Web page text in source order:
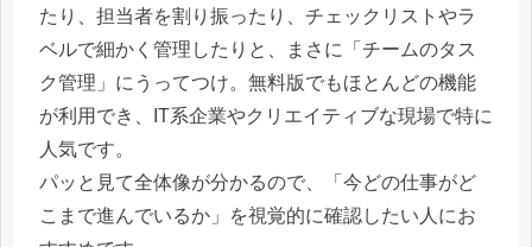
たり、担当者を割り振ったり、チェックリストやラ
ベルで細かく管理したりと、まさに「チームのタス
ク管理」にうってつけ。無料版でもほとんどの機能
が利用でき、IT系企業やクリエイティブな現場で特に
人気です。
パッと見て全体像が分かるので、「今どの仕事がど
こまで進んでいるか」を視覚的に確認したい人にお